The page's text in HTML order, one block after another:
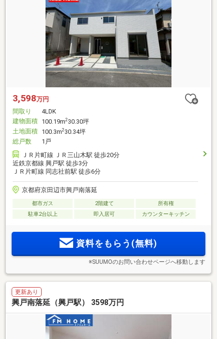
3,598万円
間取り
4LDK
建物面積 100.19m230.30坪
土地面積 100.3m230.34坪
総戸数
1戸
ＪＲ片町線 ＪＲ三山木駅 徒歩20分
近鉄京都線 興戸駅 徒歩3分
ＪＲ片町線 同志社前駅 徒歩6分
京都府京田辺市興戸南落延
都市ガス 2階建て
所有権
駐車2台以上
即入居可 カウンターキッチン
資料をもらう(無料)
※SUUMOのお問い合わせページへ移動します
更新あり
興戸南落延（興戸駅） 3598万円